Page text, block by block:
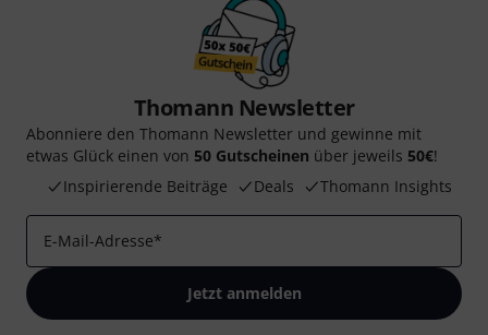
Thomann Newsletter
Abonniere den Thomann Newsletter und gewinne mit
etwas Glück einen von 50 Gutscheinen über jeweils 50€!
Inspirierende Beiträge
Deals Thomann Insights
E-Mail-Adresse*
Jetzt anmelden